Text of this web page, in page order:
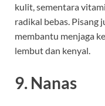
kulit, sementara
radikal bebas. Pisang
membantu menjaga
lembut dan kenyal.
9. Nanas